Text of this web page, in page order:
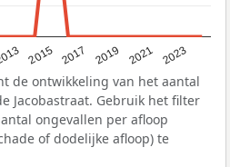
2015 2017 2019 2021 2023
de ontwikkeling van het aantal
Jacobastraat. Gebruik het filter
ongevallen per afloop
of dodelijke afloop) te